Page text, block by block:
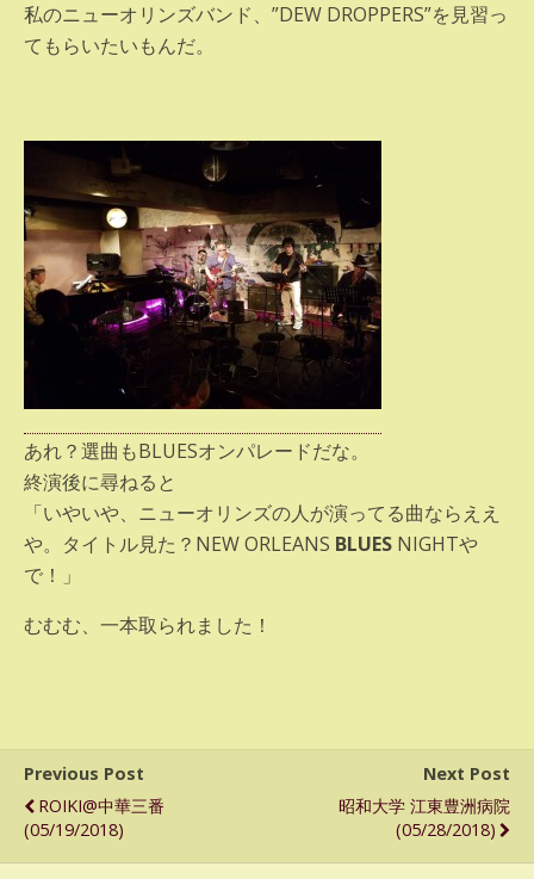
私のニューオリンズバンド、”DEW DROPPERS”を見習っ
てもらいたいもんだ。
あれ？選曲もBLUESオンパレードだな。
終演後に尋ねると
「いやいや、ニューオリンズの人が演ってる曲ならええ
や。タイトル見た？NEW ORLEANS BLUES NIGHTや
で！」
むむむ、一本取られました！
Previous Post
ROIKI@中華三番
(05/19/2018)
Next Post
昭和大学 江東豊洲病院
(05/28/2018)